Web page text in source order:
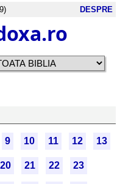
DESPRE
9 10 11 12 13
20 21 22 23